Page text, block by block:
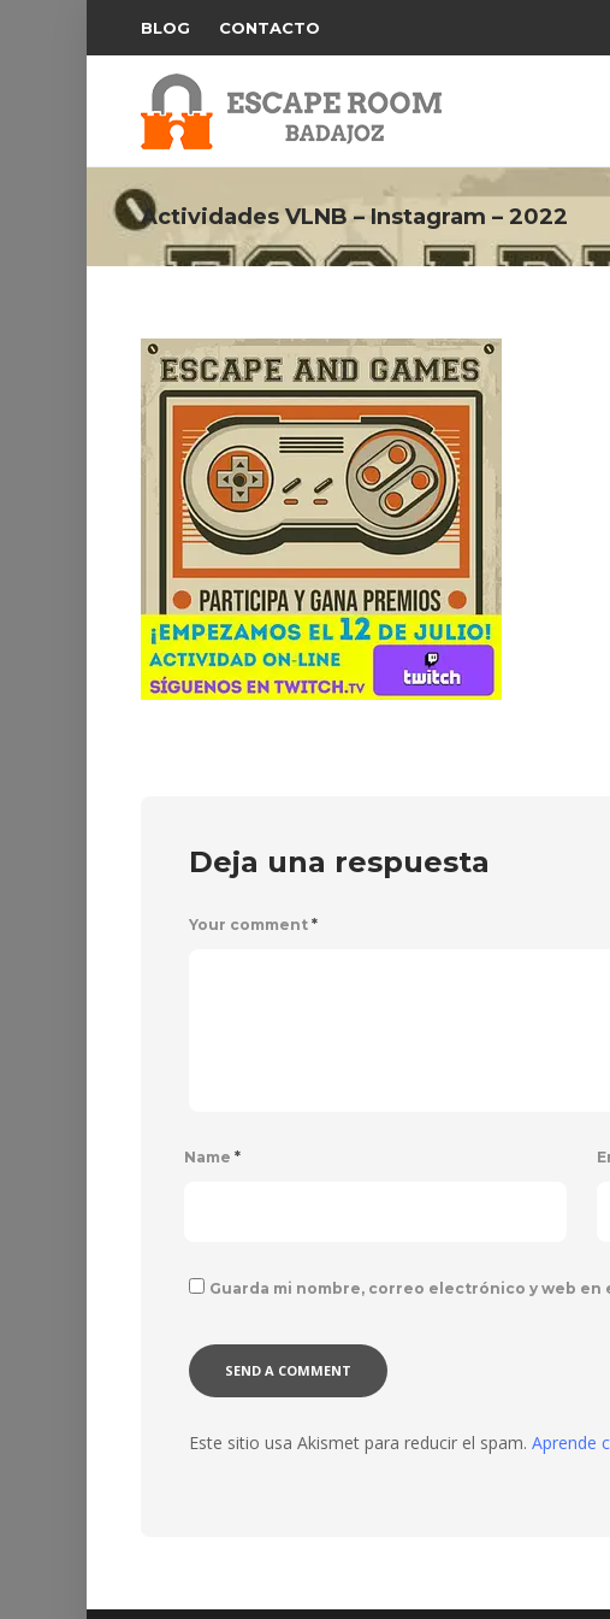
BLOG CONTACTO
Actividades VLNB – Instagram – 2022
Deja una respuesta
Your comment *
Name *
Guarda mi nombre, correo electrónico y web
Este sitio usa Akismet para reducir el spam. Aprende